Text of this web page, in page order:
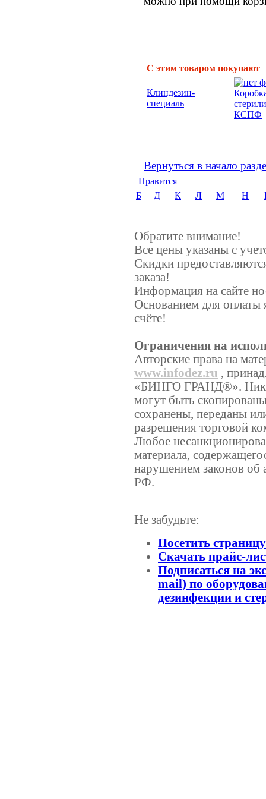
С этим товаром покупают
Клиндезин-
специаль
КСПФ
Вернуться в начало
Нравится
Б
Д К Л М Н
Обратите внимание!
Все цены указаны с
Скидки
заказа!
Информация на сайте
Основанием для оплаты
счёте!
Ограничения на
Авторские права на
www.infodez.ru ,
«БИНГО ГРАНД®».
могут быть
сохранены, переданы
разрешения торговой
Любое
материала,
нарушением законов об
РФ.
Не забудьте:
Посетить
Скачать прайс-
Подписаться на
mail) по
дезинфекции и